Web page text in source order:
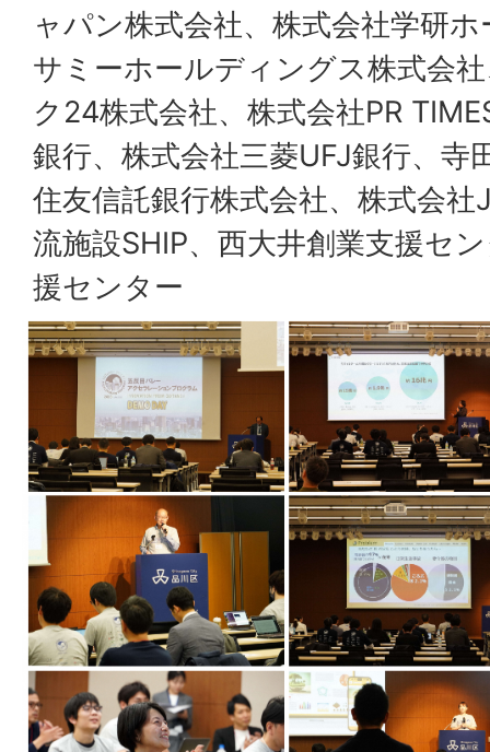
ャパン株式会社、株式会社学研
サミーホールディングス株式会
ク24株式会社、株式会社PR
銀行、株式会社三菱UFJ銀行、寺
住友信託銀行株式会社、株式会
流施設SHIP、西大井創業支援セ
援センター